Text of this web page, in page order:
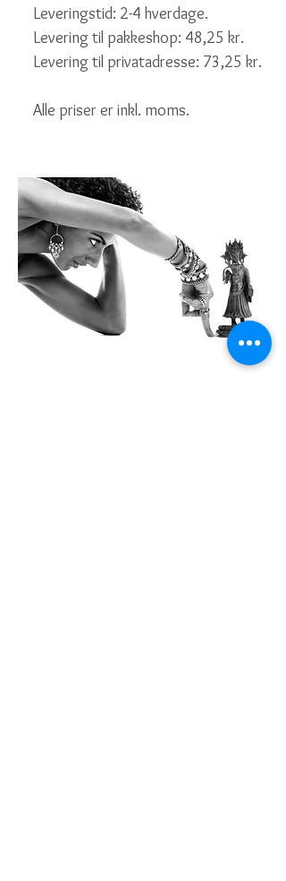
Leveringstid: 2-4 hverdage.
Levering til pakkeshop: 48,25 kr.
Levering til privatadresse: 73,25 kr.
Alle priser er inkl. moms.